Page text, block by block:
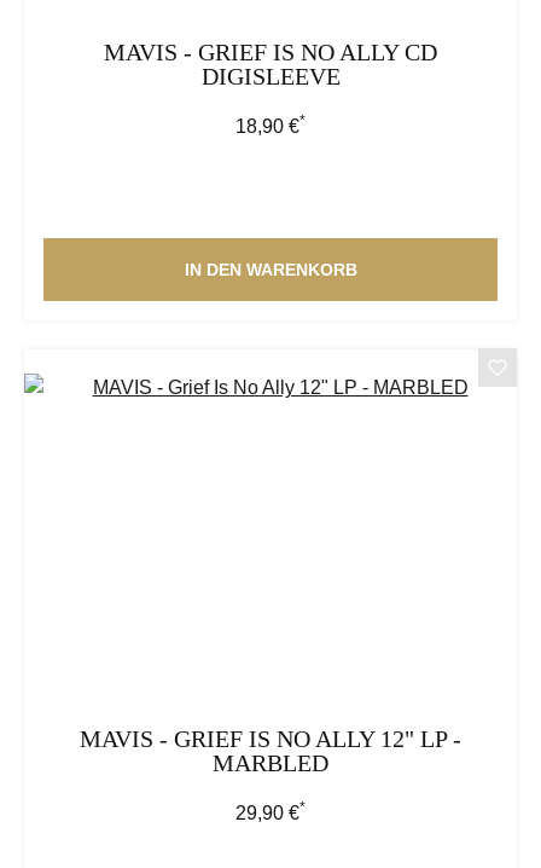
MAVIS - GRIEF IS NO ALLY CD
DIGISLEEVE
Regulärer Preis:
18,90 €*
IN DEN WARENKORB
MAVIS - GRIEF IS NO ALLY 12" LP -
MARBLED
Regulärer Preis:
29,90 €*